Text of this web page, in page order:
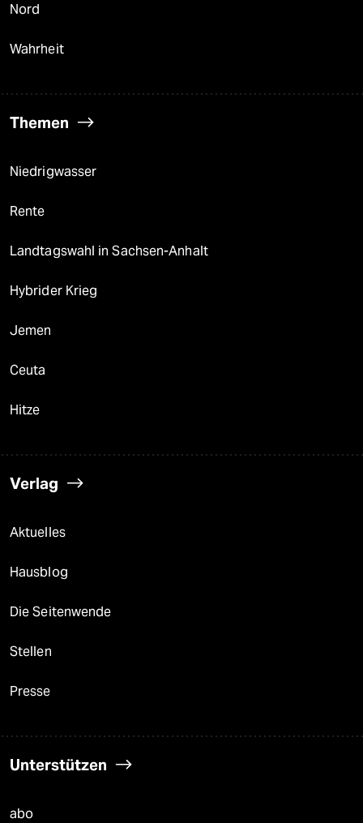
Nord
Wahrheit
Themen
Niedrigwasser
Rente
Landtagswahl in Sachsen-Anhalt
Hybrider Krieg
Jemen
Ceuta
Hitze
Verlag
Aktuelles
Hausblog
Die Seitenwende
Stellen
Presse
Unterstützen
abo